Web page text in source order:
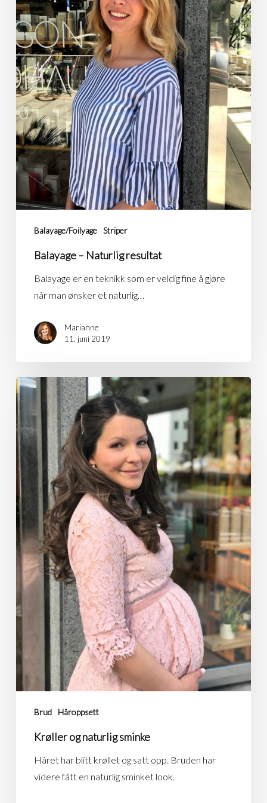
Balayage/Foilyage Striper
Balayage – Naturlig resultat
Balayage er en teknikk som er veldig fine å gjøre
når man ønsker et naturlig…
Marianne
11. juni 2019
Krøller
og
naturlig
sminke
Brud Håroppsett
Krøller og naturlig sminke
Håret har blitt krøllet og satt opp. Bruden har
videre fått en naturlig sminket look.